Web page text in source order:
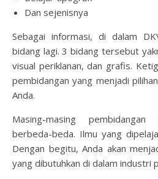
Dan sejenisnya
Sebagai informasi, di dalam
bidang lagi. 3 bidang tersebut
visual periklanan, dan grafis.
pembidangan yang menjadi
Anda.
Masing-masing
berbeda-beda. Ilmu yang
Dengan begitu, Anda akan
yang dibutuhkan di dalam industri